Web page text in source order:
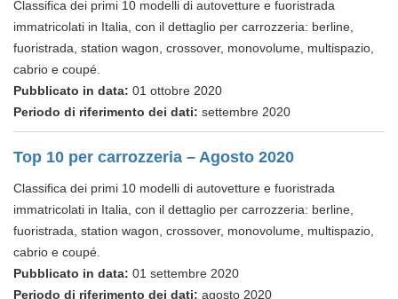
Classifica dei primi 10 modelli di autovetture e fuoristrada
immatricolati in Italia, con il dettaglio per carrozzeria: berline,
fuoristrada, station wagon, crossover, monovolume, multispazio,
cabrio e coupé.
Pubblicato in data: 01 ottobre 2020
Periodo di riferimento dei dati: settembre 2020
Top 10 per carrozzeria – Agosto 2020
Classifica dei primi 10 modelli di autovetture e fuoristrada
immatricolati in Italia, con il dettaglio per carrozzeria: berline,
fuoristrada, station wagon, crossover, monovolume, multispazio,
cabrio e coupé.
Pubblicato in data: 01 settembre 2020
Periodo di riferimento dei dati: agosto 2020